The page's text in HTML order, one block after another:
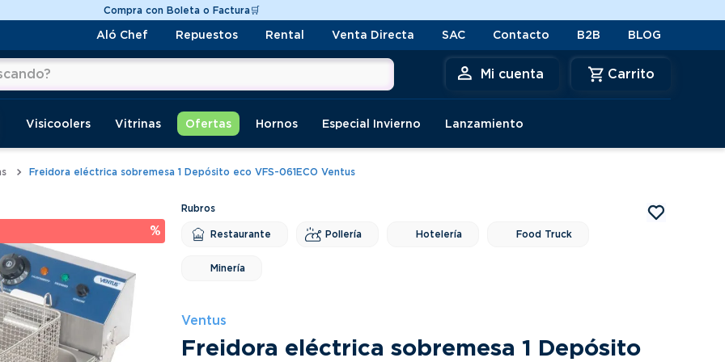
Aprovecha Hasta 12 cuotas💲
Aló Chef Repuestos Rental Venta Directa SAC Contacto B2B BLOG
Mi cuenta
Visicoolers Vitrinas Ofertas Hornos Especial Invierno Lanzamiento
Freidora eléctrica sobremesa 1 Depósito eco VFS-061ECO Ventus
% Restaurante Pollería Hotelería Food Truck
Minería
Ventus
Freidora eléctrica sobremesa 1 Depósito